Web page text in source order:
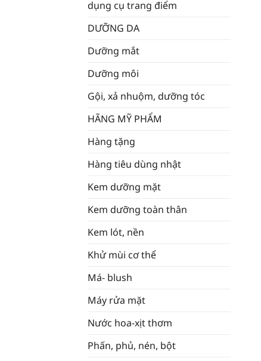
dụng cụ trang điểm
DƯỠNG DA
Dưỡng mắt
Dưỡng môi
Gội, xả nhuộm, dưỡng tóc
HÃNG MỸ PHẨM
Hàng tặng
Hàng tiêu dùng nhật
Kem dưỡng mặt
Kem dưỡng toàn thân
Kem lót, nền
Khử mùi cơ thể
Má- blush
Máy rửa mặt
Nước hoa-xịt thơm
Phấn, phủ, nén, bột